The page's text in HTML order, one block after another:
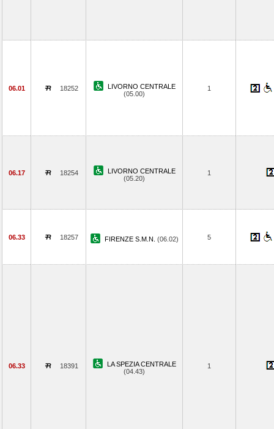
06.01 18252
LIVORNO CENTRALE
(05.00)
1
06.17 18254
LIVORNO CENTRALE
(05.20)
1
06.33 18257 FIRENZE S.M.N. (06.02) 5
06.33 18391
LA SPEZIA CENTRALE
(04.43)
1